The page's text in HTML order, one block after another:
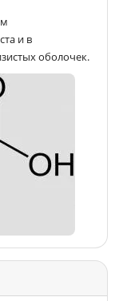
и в
оболочек.